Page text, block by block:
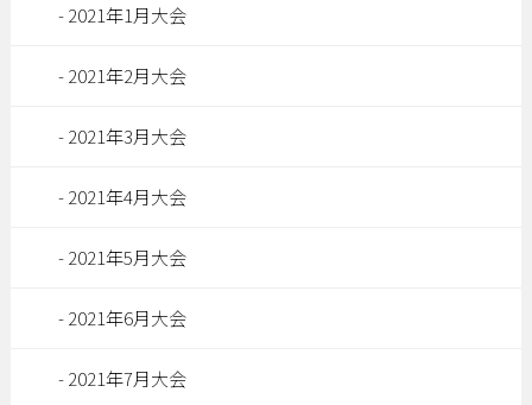
2021年1月大会
2021年2月大会
2021年3月大会
2021年4月大会
2021年5月大会
2021年6月大会
2021年7月大会